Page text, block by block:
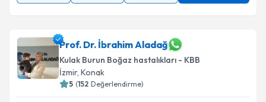
Prof. Dr. İbrahim Aladağ
Kulak Burun Boğaz hastalıkları - KBB
İzmir, Konak
5 (152 Değerlendirme)